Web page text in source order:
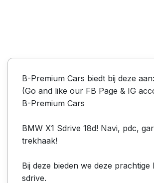
B-Premium Cars biedt bij deze aan:
(Go and like our FB Page & IG
B-Premium Cars
BMW X1 Sdrive 18d! Navi, pdc,
trekhaak!
Bij deze bieden we deze prachtige
sdrive.